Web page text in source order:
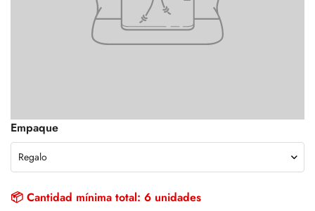
Empaque
📦 Cantidad mínima total: 6 unidades